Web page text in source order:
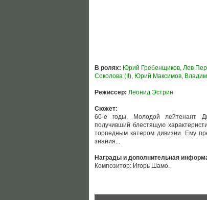
В ролях: Юрий Гребенщиков, Лев
Соколова (II), Юрий Максимов,
Режиссер: Леонид Эстрин
Сюжет:
60-е годы. Молодой лейтенант
получивший блестящую
торпедным катером дивизии. Ему
знания...
Награды и дополнительная
Композитор: Игорь Шамо.